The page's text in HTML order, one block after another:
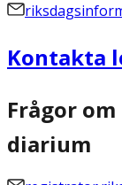
Kontakta
Frågor
diarium